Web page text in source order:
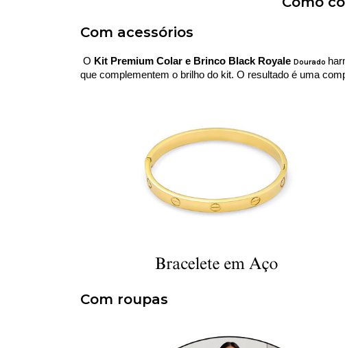
Com acessórios
O Kit Premium Colar e Brinco Black Royale Dourado
que complementem o brilho do kit. O resultado é uma
Com roupas